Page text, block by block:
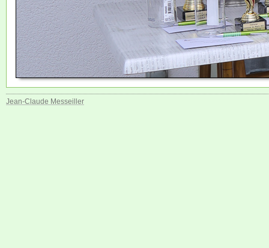
Jean-Claude Messeiller